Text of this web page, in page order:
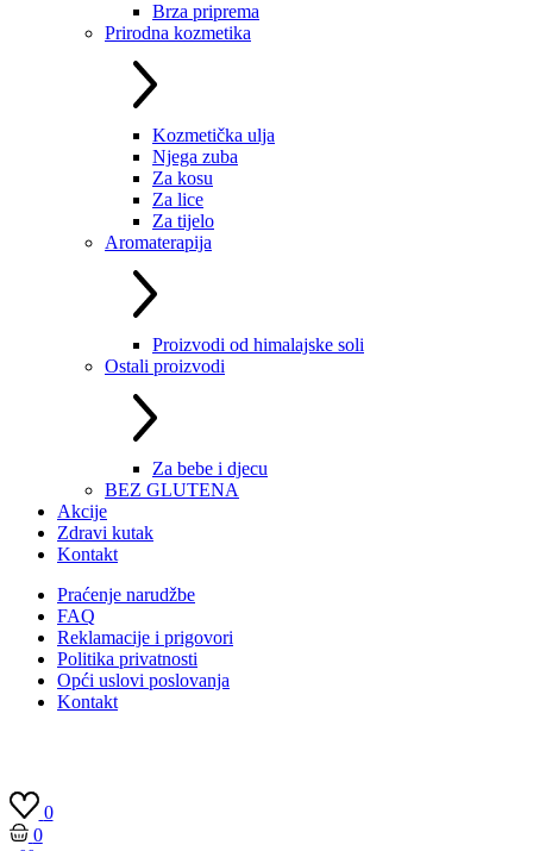
Brza priprema
Prirodna kozmetika
Kozmetička ulja
Njega zuba
Za kosu
Za lice
Za tijelo
Aromaterapija
Proizvodi od himalajske soli
Ostali proizvodi
Za bebe i djecu
BEZ GLUTENA
Akcije
Zdravi kutak
Kontakt
Praćenje narudžbe
FAQ
Reklamacije i prigovori
Politika privatnosti
Opći uslovi poslovanja
Kontakt
0
0